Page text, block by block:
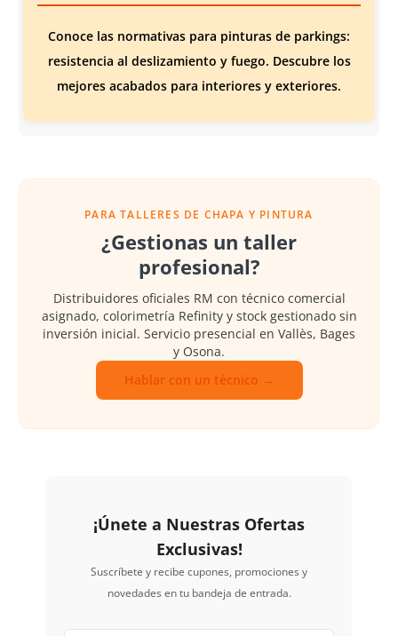
Conoce las normativas para pinturas de parkings:
resistencia al deslizamiento y fuego. Descubre los
mejores acabados para interiores y exteriores.
PARA TALLERES DE CHAPA Y PINTURA
¿Gestionas un taller
profesional?
Distribuidores oficiales RM con técnico comercial
asignado, colorimetría Refinity y stock gestionado sin
inversión inicial. Servicio presencial en Vallès, Bages
y Osona.
Hablar con un técnico →
¡Únete a Nuestras Ofertas
Exclusivas!
Suscríbete y recibe cupones, promociones y
novedades en tu bandeja de entrada.